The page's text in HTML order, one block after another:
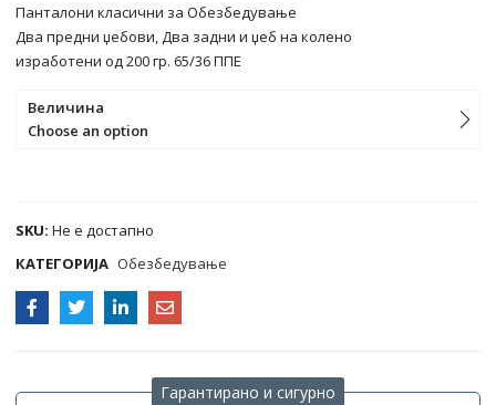
Панталони класични за Обезбедување
Два предни џебови, Два задни и џеб на колено
изработени од 200 гр. 65/36 ППЕ
Величина
Choose an option
SKU:Не е достапно
КАТЕГОРИЈА Обезбедување
Гарантирано и сигурно